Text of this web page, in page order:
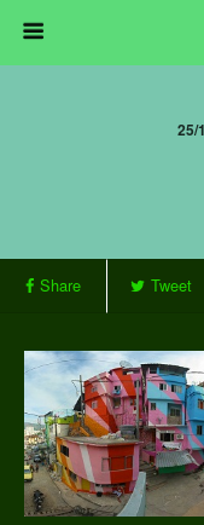
25/
Share Tweet